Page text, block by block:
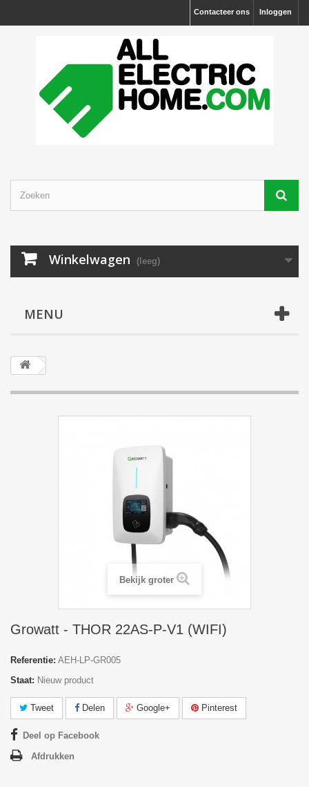
Inloggen
Contacteer ons
Winkelwagen (leeg)
MENU
Bekijk groter
Growatt - THOR 22AS-P-V1 (WIFI)
Referentie: AEH-LP-GR005
Staat: Nieuw product
Tweet Delen Google+ Pinterest
Deel op Facebook
Afdrukken